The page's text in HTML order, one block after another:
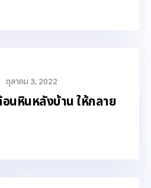
ตุลาคม 3, 2022
นหินหลังบ้าน ให้กลาย